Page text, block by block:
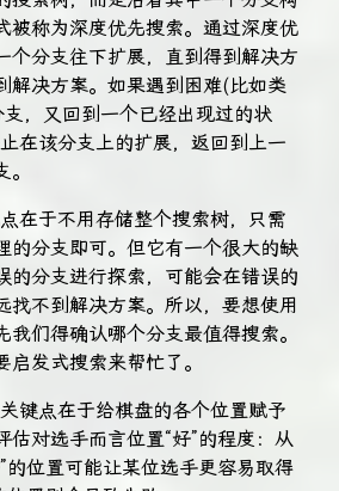
被称为深度优先搜索。通过深度优
个分支往下扩展，直到得到解决方
解决方案。如果遇到困难(比如类
，又回到一个已经出现过的状
在该分支上的扩展，返回到上一
在于不用存储整个搜索树，只需
的分支即可。但它有一个很大的缺
的分支进行探索，可能会在错误的
找不到解决方案。所以，要想使用
我们得确认哪个分支最值得搜索。
发式搜索来帮忙了。
键点在于给棋盘的各个位置赋予
估对选手而言位置“好”的程度：从
的位置可能让某位选手更容易取得